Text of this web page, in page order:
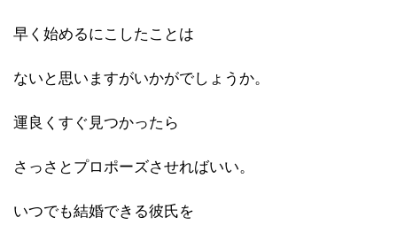
早く始めるにこしたことは
ないと思いますがいかがでしょうか。
運良くすぐ見つかったら
さっさとプロポーズさせればいい。
いつでも結婚できる彼氏を